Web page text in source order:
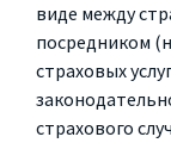
виде между
посредником
страховых
страхового